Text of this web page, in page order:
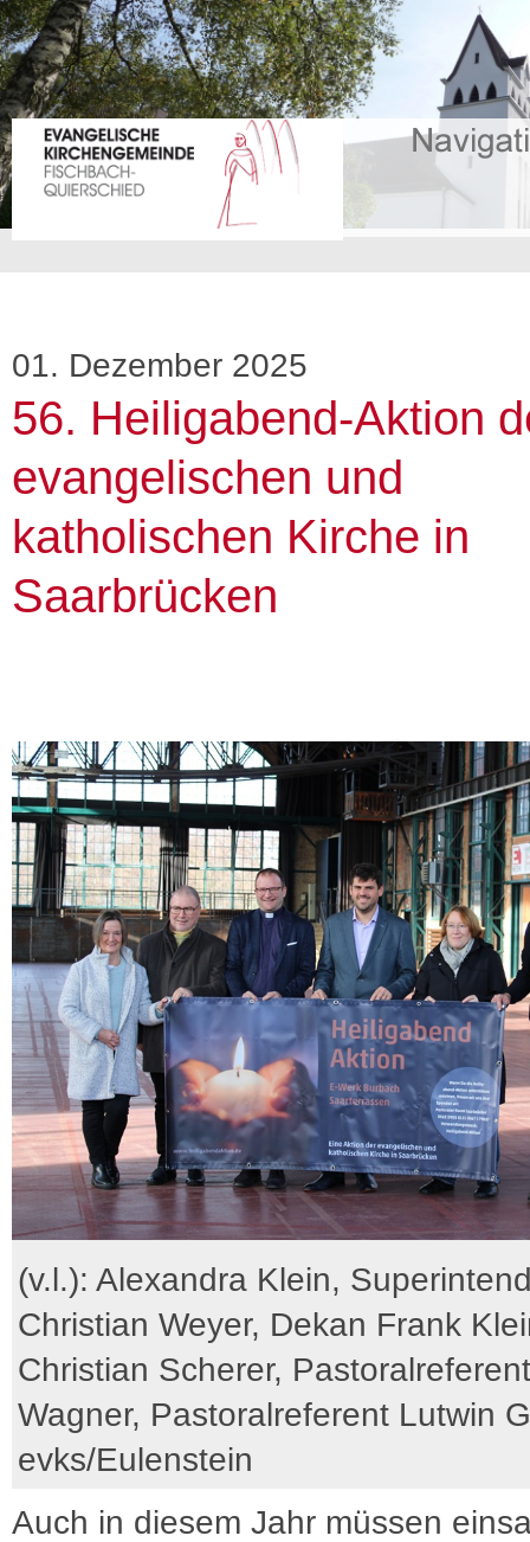
01. Dezember 2025
56. Heiligabend-Aktion
evangelischen und
katholischen Kirche in
Saarbrücken
(v.l.): Alexandra Klein,
Christian Weyer, Dekan Frank
Christian Scherer,
Wagner, Pastoralreferent Lutwin
evks/Eulenstein
Auch in diesem Jahr müssen